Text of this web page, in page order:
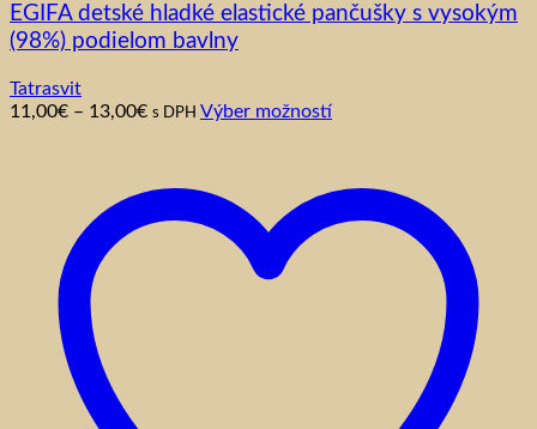
EGIFA detské hladké elastické pančušky s vysokým
(98%) podielom bavlny
Tatrasvit
11,00€ – 13,00€Price
s DPH Výber možnostíTento
variantov.
Možnosti